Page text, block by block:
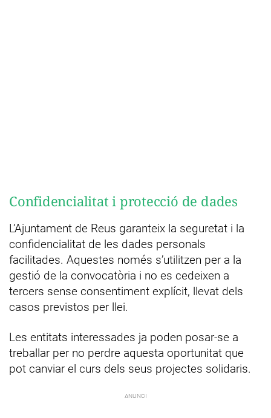
Confidencialitat i protecció de dades
L’Ajuntament de Reus garanteix la seguretat i la
confidencialitat de les dades personals
facilitades. Aquestes només s’utilitzen per a la
gestió de la convocatòria i no es cedeixen a
tercers sense consentiment explícit, llevat dels
casos previstos per llei.
Les entitats interessades ja poden posar-se a
treballar per no perdre aquesta oportunitat que
pot canviar el curs dels seus projectes solidaris.